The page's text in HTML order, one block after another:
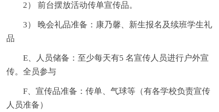
2） 前台摆放活动传单宣传品。
3） 晚会礼品准备：康乃馨、新生报名及续班学生礼
品
E、人员储备：至少每天有5 名宣传人员进行户外宣
传。全员参与
F、宣传品准备：传单、气球等（有各学校负责宣传
人员准备）